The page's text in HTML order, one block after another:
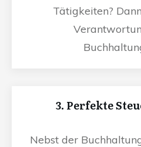
Tätigkeiten?
3. Perfekte
Nebst der